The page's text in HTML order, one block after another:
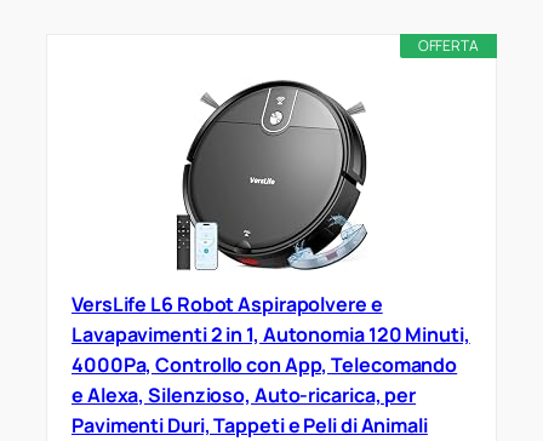
OFFERTA
VersLife L6 Robot Aspirapolvere e
Lavapavimenti 2 in 1, Autonomia 120 Minuti,
4000Pa, Controllo con App, Telecomando
e Alexa, Silenzioso, Auto-ricarica, per
Pavimenti Duri, Tappeti e Peli di Animali